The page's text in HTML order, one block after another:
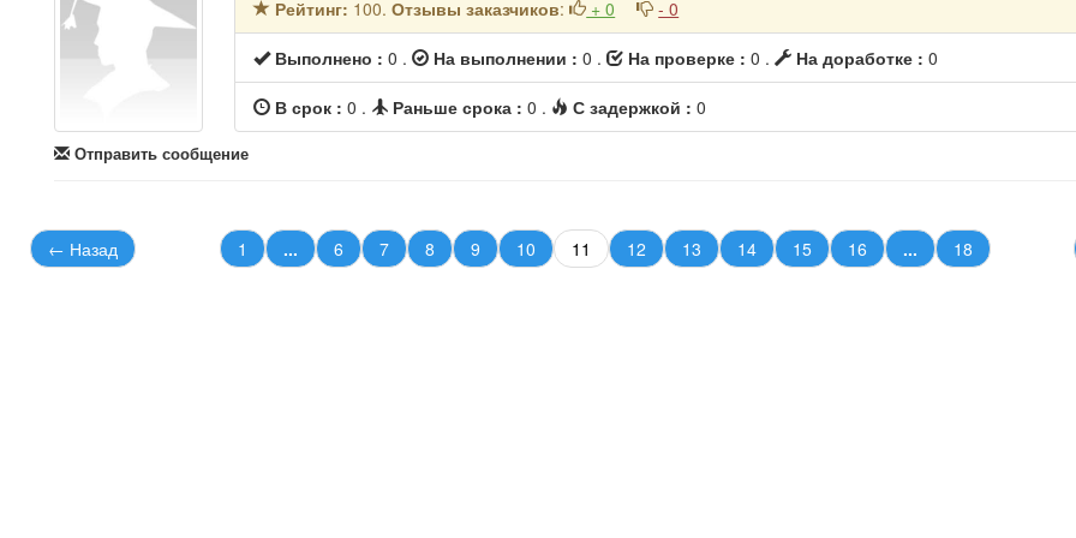
Отправить сообщение
Рейтинг: 100.Отзывы заказчиков: + 0 - 0
Выполнено :0 . На выполнении :0 . На проверке :0 . На доработке :0
В срок :0 . Раньше срока :0 . С задержкой :0
1 ... 6 7 8 9 10 11 12 13 14 15 16 ... 18
← Назад